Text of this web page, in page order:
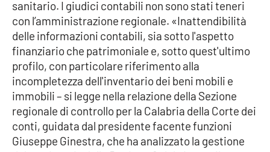
Economia e Lavoro
Politica
Sanità
Società
Sport
sanitario. I giudici contabili non sono stati teneri
con l’amministrazione regionale. «Inattendibilità
delle informazioni contabili, sia sotto l'aspetto
finanziario che patrimoniale e, sotto quest'ultimo
profilo, con particolare riferimento alla
incompletezza dell'inventario dei beni mobili e
immobili – si legge nella relazione della Sezione
regionale di controllo per la Calabria della Corte dei
conti, guidata dal presidente facente funzioni
Giuseppe Ginestra, che ha analizzato la gestione